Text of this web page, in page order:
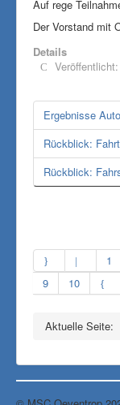
Auf rege
Der Vorstand mit
Details
Ergebnisse
Rückblick:
Rückblick:
1
9
10
Aktuelle Seite: